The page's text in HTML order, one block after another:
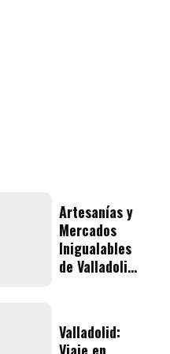
Artesanías y
Mercados
Inigualables
de Valladolid
Valladolid:
Viaje en